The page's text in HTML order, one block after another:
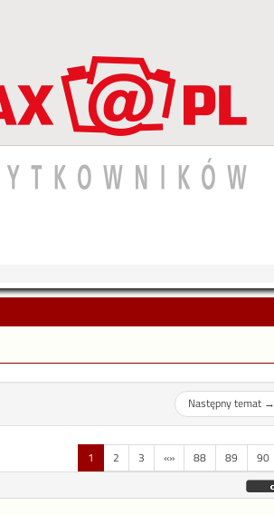
Następny temat→
1 2 3 «» 88 89 90